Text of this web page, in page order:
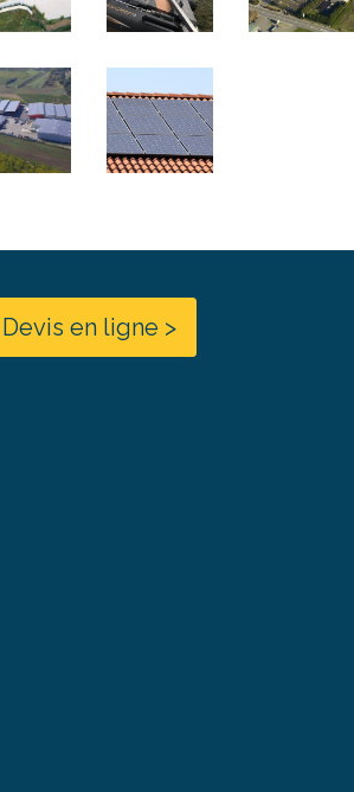
Devis en ligne >